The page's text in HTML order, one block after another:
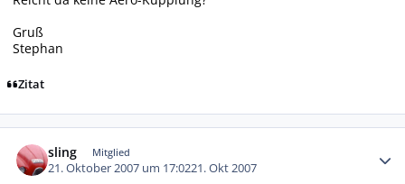
Gruß
Stephan
Zitat
sling Mitglied
21. Oktober 2007 um 17:0221. Okt 2007